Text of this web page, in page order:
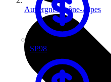
SP98
Auvergne-Rhône-Alpes